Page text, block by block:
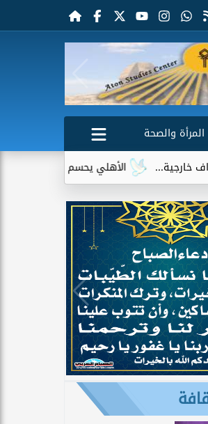
المرأة والصحة
الأهلي يحسم الجدل حول إمام عاشور..